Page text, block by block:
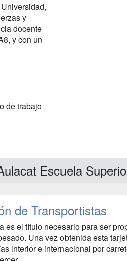
y
docente
y con un
de trabajo
Escuela
de Transportistas
es el título necesario para ser
Una vez obtenida esta
interior e internacional por